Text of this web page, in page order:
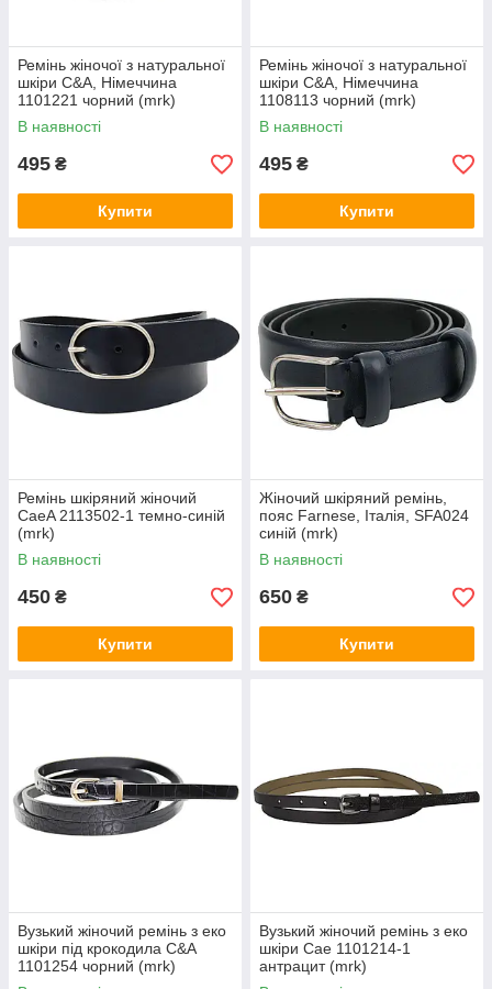
Ремінь жіночої з натуральної
шкіри C&A, Німеччина
1101221 чорний (mrk)
В наявності
495 ₴
Купити
Ремінь жіночої з натуральної
шкіри C&A, Німеччина
1108113 чорний (mrk)
В наявності
495 ₴
Купити
Ремінь шкіряний жіночий
CaeA 2113502-1 темно-синій
(mrk)
В наявності
450 ₴
Купити
Жіночий шкіряний ремінь,
пояс Farnese, Італія, SFA024
синій (mrk)
В наявності
650 ₴
Купити
Вузький жіночий ремінь з еко
шкіри під крокодила C&A
1101254 чорний (mrk)
Вузький жіночий ремінь з еко
шкіри Cae 1101214-1
антрацит (mrk)